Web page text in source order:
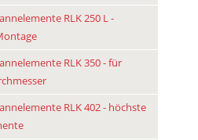
RLK 250 L -
RLK 350 - für
RLK 402 - höchste